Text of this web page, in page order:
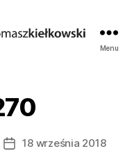
Menu
Data18 września 2018